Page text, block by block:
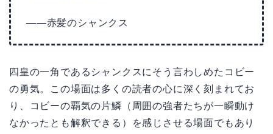
——赤髪のシャンクス
四皇の一角であるシャンクスにそう言わしめたコビー
の勇気。この場面は多くの読者の心に深く刻まれてお
り、コビーの覇気の片鱗（周囲の強者たちが一瞬動け
なかったとも解釈できる）を感じさせる場面でもあり